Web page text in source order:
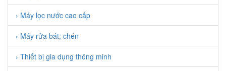
› Máy lọc nước cao cấp
› Máy rửa bát, chén
› Thiết bị gia dụng thông minh